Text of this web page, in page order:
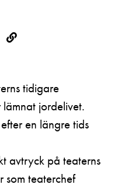
Kopioi
tidigare
jordelivet.
en längre tids
avtryck på teaterns
som teaterchef